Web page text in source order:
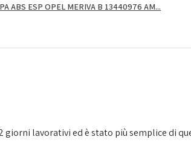
ABS ESP OPEL MERIVA B 13440976 AM...
giorni lavorativi ed è stato più semplice di